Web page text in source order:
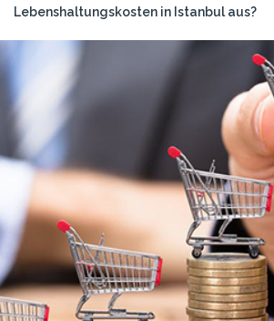
Lebenshaltungskosten in Istanbul aus?